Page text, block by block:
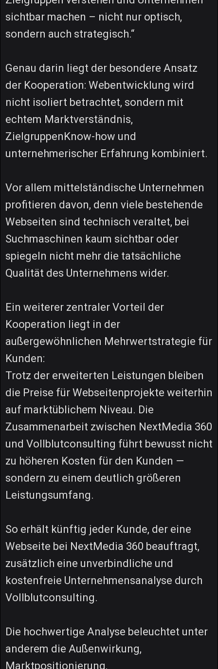
sichtbar machen – nicht nur optisch,
sondern auch strategisch.“
Genau darin liegt der besondere Ansatz
der Kooperation: Webentwicklung wird
nicht isoliert betrachtet, sondern mit
echtem Marktverständnis,
ZielgruppenKnow-how und
unternehmerischer Erfahrung kombiniert.
Vor allem mittelständische Unternehmen
profitieren davon, denn viele bestehende
Webseiten sind technisch veraltet, bei
Suchmaschinen kaum sichtbar oder
spiegeln nicht mehr die tatsächliche
Qualität des Unternehmens wider.
Ein weiterer zentraler Vorteil der
Kooperation liegt in der
außergewöhnlichen Mehrwertstrategie für
Kunden:
Trotz der erweiterten Leistungen bleiben
die Preise für Webseitenprojekte weiterhin
auf marktüblichem Niveau. Die
Zusammenarbeit zwischen NextMedia 360
und Vollblutconsulting führt bewusst nicht
zu höheren Kosten für den Kunden —
sondern zu einem deutlich größeren
Leistungsumfang.
So erhält künftig jeder Kunde, der eine
Webseite bei NextMedia 360 beauftragt,
zusätzlich eine unverbindliche und
kostenfreie Unternehmensanalyse durch
Vollblutconsulting.
Die hochwertige Analyse beleuchtet unter
anderem die Außenwirkung,
Marktpositionierung,